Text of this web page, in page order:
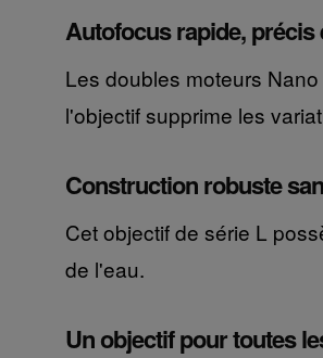
Autofocus rapide, précis
Les doubles moteurs
l'objectif supprime les
Construction robuste
Cet objectif de série L
de l'eau.
Un objectif pour toutes